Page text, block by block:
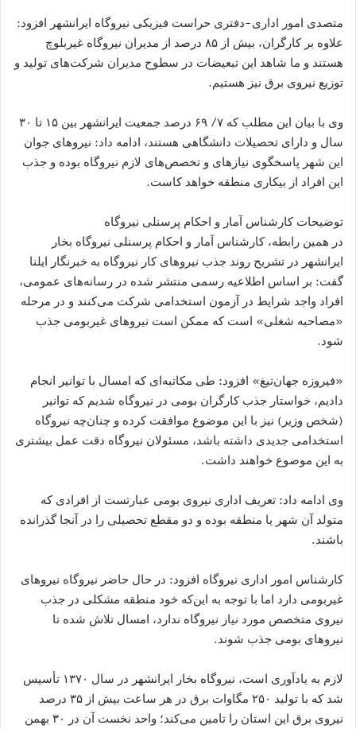
متصدی امور اداری-دفتری حراست فیزیکی نیروگاه ایرانشهر افزود:
علاوه بر کارگران، بیش از ۸۵ درصد از مدیران نیروگاه غیربلوچ
هستند و ما شاهد این تبعیضات در سطوح مدیران شرکت‌های تولید و
توزیع نیروی برق نیز هستیم.
وی با بیان این مطلب که ۷/ ۶۹ درصد جمعیت ایرانشهر بین ۱۵ تا ۳۰
سال و دارای تحصیلات دانشگاهی هستند، ادامه داد: نیروهای جوان
این شهر پاسخگوی نیازهای و تخصص‌های لازم نیروگاه بوده و جذب
این افراد از بیکاری منطقه خواهد کاست.
توضیحات کار‌شناس آمار و احکام پرسنلی نیروگاه
در همین رابطه، کار‌شناس آمار و احکام پرسنلی نیروگاه بخار
ایرانشهر در تشریح روند جذب نیروهای کار نیروگاه به خبرنگار ایلنا
گفت: بر اساس اطلاعیه رسمی منتشر شده در رسانه‌های عمومی،
افراد واجد شرایط در آزمون استخدامی شرکت می‌کنند و در مرحله
«مصاحبه شغلی» است که ممکن است نیروهای غیربومی جذب
شود.
«فیروزه جهان‌تیغ» افزود: طی مکاتبه‌ای که امسال با توانیر انجام
دادیم، خواستار جذب کارگران بومی در نیروگاه شدیم که توانیر
(شخص وزیر) نیز با این موضوع موافقت کرده و چنان‌چه نیروگاه
استخدامی جدیدی داشته باشد، مسئولان نیروگاه دقت عمل بیشتری
به این موضوع خواهند داشت.
وی ادامه داد: تعریف اداری نیروی بومی عبارتست از افرادی که
متولد آن شهر یا منطقه بوده و دو مقطع تحصیلی را در آنجا گذرانده
باشند.
کار‌شناس امور اداری نیروگاه افزود: در حال حاضر نیروگاه نیروهای
غیربومی دارد اما با توجه به این‌که خود منطقه مشکلی در جذب
نیروی متخصص مورد نیاز نیروگاه ندارد، امسال تلاش شده تا
نیروهای بومی جذب شوند.
لازم به یادآوری است، نیروگاه بخار ایرانشهر در سال ۱۳۷۰ تأسیس
شد که با تولید ‪ ۲۵۰‬مگاوات برق در هر ساعت بیش از ‪۳۵‬ درصد
نیروی برق این استان را تامین می‌کند؛ واحد نخست آن در ۳۰ بهمن